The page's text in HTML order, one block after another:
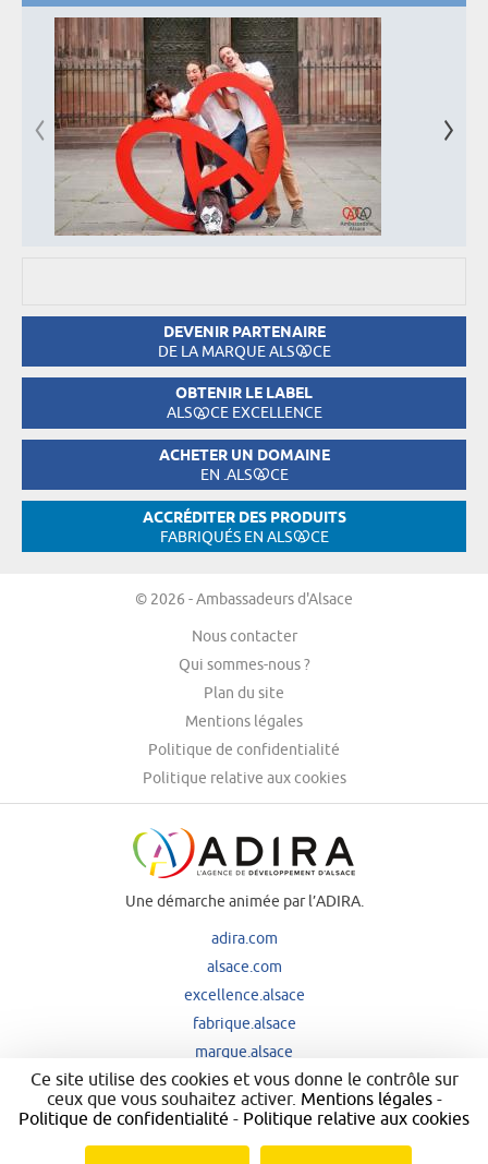
DEVENIR PARTENAIRE
DE LA MARQUE ALS CE
OBTENIR LE LABEL
ALS CE EXCELLENCE
ACHETER UN DOMAINE
EN .ALS CE
ACCRÉDITER DES PRODUITS
FABRIQUÉS EN ALS CE
© 2026 - Ambassadeurs d'Alsace
Nous contacter
Qui sommes-nous ?
Plan du site
Mentions légales
Politique de confidentialité
Politique relative aux cookies
Une démarche animée par l’ADIRA.
adira.com
alsace.com
excellence.alsace
fabrique.alsace
marque.alsace
Ce site utilise des cookies et vous donne le contrôle sur
ceux que vous souhaitez activer. Mentions légales-
Politique de confidentialité - Politique relative aux cookies